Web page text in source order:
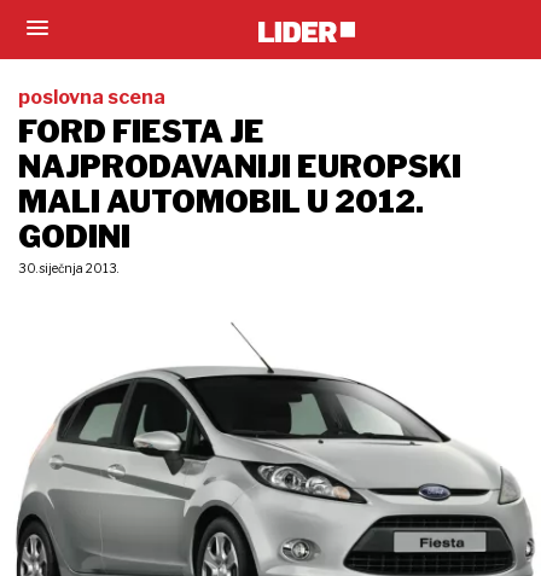
poslovna scena
FORD FIESTA JE
NAJPRODAVANIJI EUROPSKI
MALI AUTOMOBIL U 2012.
GODINI
30. siječnja 2013.